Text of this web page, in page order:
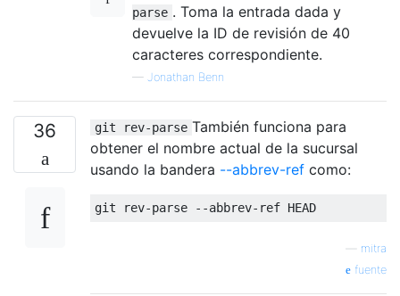
parse . Toma la entrada dada y
devuelve la ID de revisión de 40
caracteres correspondiente.
— Jonathan Benn
36 git rev-parse También funciona para
obtener el nombre actual de la sucursal
usando la bandera --abbrev-ref como:
mitra
fuente